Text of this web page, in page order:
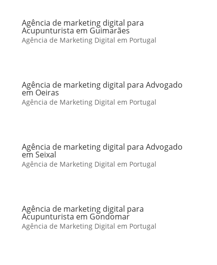
Agência de marketing digital para
Acupunturista em Guimarães
Agência de Marketing Digital em Portugal
Agência de marketing digital para Advogado
em Oeiras
Agência de Marketing Digital em Portugal
Agência de marketing digital para Advogado
em Seixal
Agência de Marketing Digital em Portugal
Agência de marketing digital para
Acupunturista em Gondomar
Agência de Marketing Digital em Portugal